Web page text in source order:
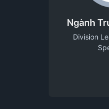
Ngành
Division